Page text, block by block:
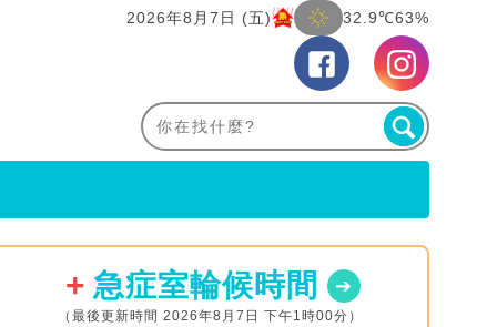
2026年8月7日 (五) 32.9℃63%
急症室輪候時間
（最後更新時間 2026年8月7日 下午1時00分）